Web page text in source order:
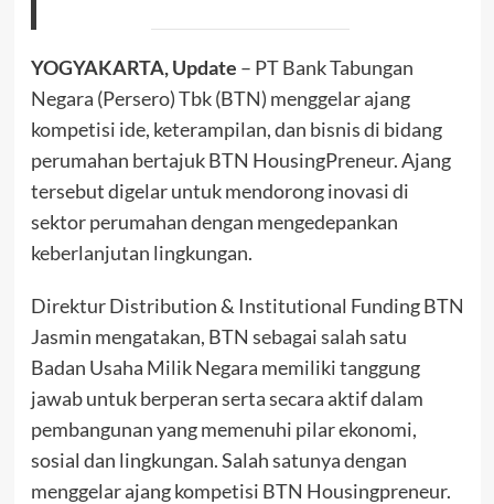
YOGYAKARTA, Update – PT Bank Tabungan
Negara (Persero) Tbk (BTN) menggelar ajang
kompetisi ide, keterampilan, dan bisnis di bidang
perumahan bertajuk BTN HousingPreneur. Ajang
tersebut digelar untuk mendorong inovasi di
sektor perumahan dengan mengedepankan
keberlanjutan lingkungan.
Direktur Distribution & Institutional Funding BTN
Jasmin mengatakan, BTN sebagai salah satu
Badan Usaha Milik Negara memiliki tanggung
jawab untuk berperan serta secara aktif dalam
pembangunan yang memenuhi pilar ekonomi,
sosial dan lingkungan. Salah satunya dengan
menggelar ajang kompetisi BTN Housingpreneur.